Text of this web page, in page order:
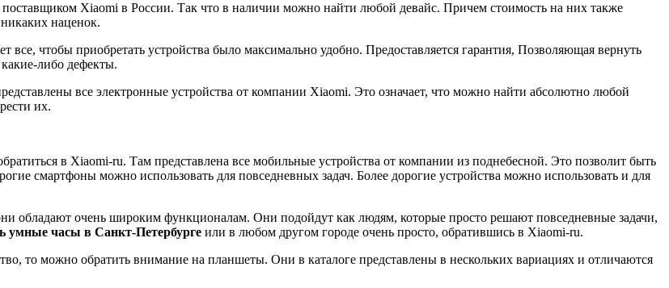
Xiaomi в России. Так что в наличии можно найти любой девайс. Причем стоимость на них также
наценок.
все, чтобы приобретать устройства было максимально удобно. Предоставляется гарантия, Позволяющая вернуть
либо дефекты.
все электронные устройства от компании Xiaomi. Это означает, что можно найти абсолютно любой
их.
в Xiaomi-ru. Там представлена все мобильные устройства от компании из поднебесной. Это позволит быть
смартфоны можно использовать для повседневных задач. Более дорогие устройства можно использовать и для
обладают очень широким функционалам. Они подойдут как людям, которые просто решают повседневные задачи,
умные часы в Санкт-Петербурге или в любом другом городе очень просто, обратившись в Xiaomi-ru.
то можно обратить внимание на планшеты. Они в каталоге представлены в нескольких вариациях и отличаются